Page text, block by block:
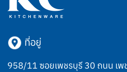
ที่อยู่
958/11 ซอยเพชรบุรี 30 ถนน เพ